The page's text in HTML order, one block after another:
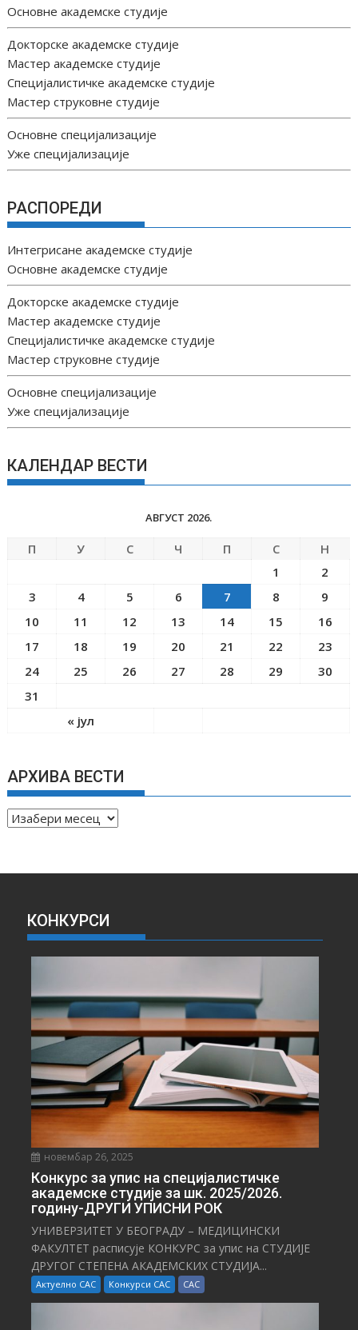
Основне академске студије
Докторске академске студије
Мастер академске студије
Специјалистичке академске студије
Мастер струковне студије
Основне специјализације
Уже специјализације
РАСПОРЕДИ
Интегрисане академске студије
Основне академске студије
Докторске академске студије
Мастер академске студије
Специјалистичке академске студије
Мастер струковне студије
Основне специјализације
Уже специјализације
КАЛЕНДАР ВЕСТИ
АВГУСТ 2026.
П У С Ч П С Н
« јул
1
2
3
4 5 6 7 8
9
10
11 12 13 14 15
16
17
18 19 20 21 22
23
24
25 26 27 28 29
30
31
АРХИВА ВЕСТИ
А
И
КОНКУРСИ
новембар 26, 2025
Конкурс за упис на специјалистичке
академске студије за шк. 2025/2026.
годину-ДРУГИ УПИСНИ РОК
УНИВЕРЗИТЕТ У БЕОГРАДУ – МЕДИЦИНСКИ
ФАКУЛТЕТ расписује КОНКУРС за упис на СТУДИЈЕ
ДРУГОГ СТЕПЕНА АКАДЕМСКИХ СТУДИЈА...
Актуелно САС Конкурси САС САС